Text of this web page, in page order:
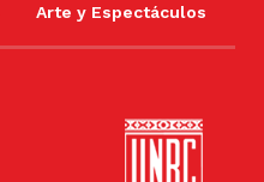
Arte y Espectáculos